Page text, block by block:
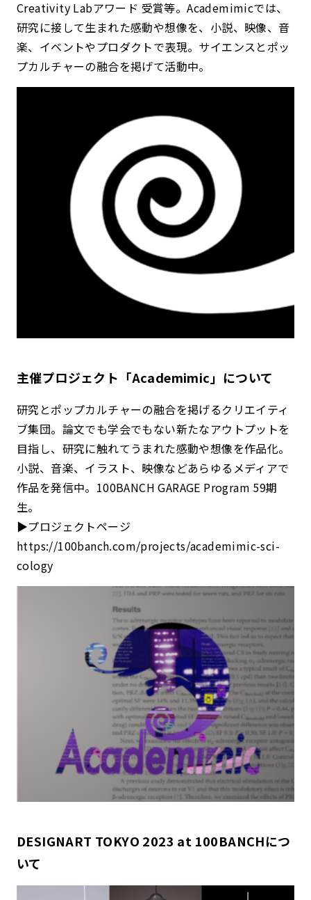
Creativity Labアワード 受賞等。Academimicでは、
研究に接して生まれた感動や想像を、小説、映像、音
楽、イベントやプロダクトで表現。サイエンスとポッ
プカルチャーの融合を掲げて活動中。
主催プロジェクト「Academimic」について
研究とポップカルチャーの融合を掲げるクリエイティ
ブ集団。論⽂でも学会でもない新たなアウトプットを
⽬指し、研究に触れてうまれた感動や想像を作品化。
⼩説、⾳楽、イラスト、映像などあらゆるメディアで
作品を発信中。100BANCH GARAGE Program 59期
生。
▶︎プロジェクトページ
https://100banch.com/projects/academimic-sci-
cology
DESIGNART TOKYO 2023 at 100BANCHにつ
いて